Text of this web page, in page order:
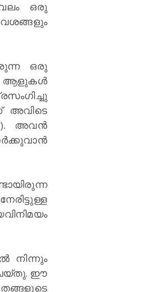
ഒരു
ഒരു
ആളുകള്‍
അവിടെ
അവന്‍
നിന്നും
ഈ